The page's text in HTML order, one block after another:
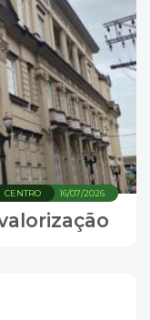
16/07/2026
CENTRO